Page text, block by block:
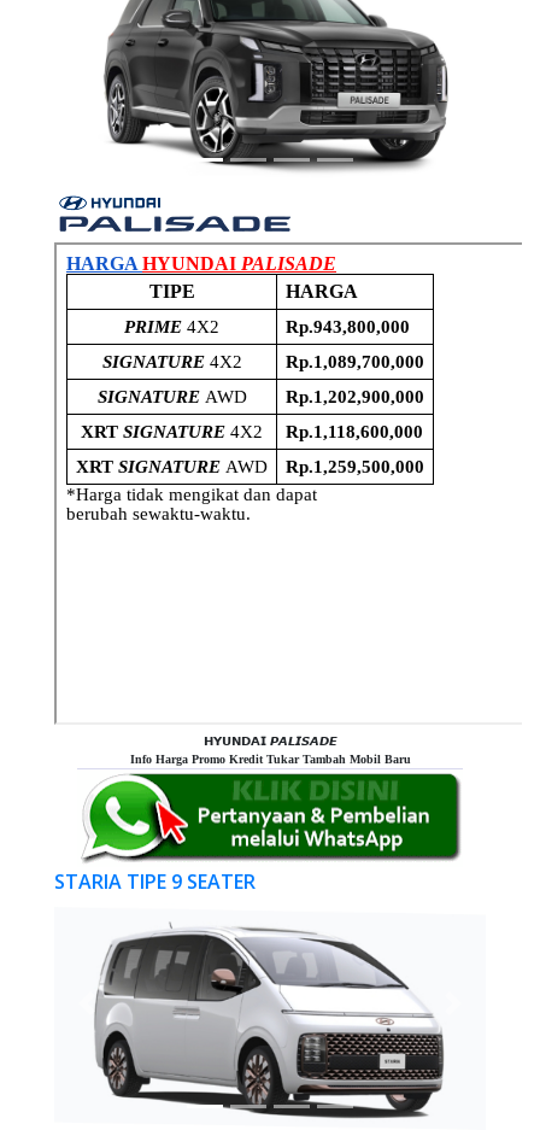
Previous
𝗛𝗬𝗨𝗡𝗗𝗔𝗜 𝙋𝘼𝙇𝙄𝙎𝘼𝘿𝙀
Info Harga Promo Kredit Tukar Tambah Mobil Baru
STARIA TIPE 9 SEATER
Previous